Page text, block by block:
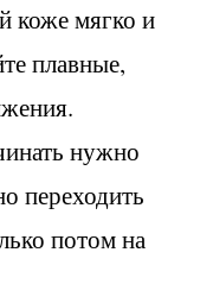
коже мягко и
плавные,
нужно
переходить
потом на